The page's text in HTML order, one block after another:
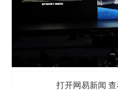
打开网易新闻